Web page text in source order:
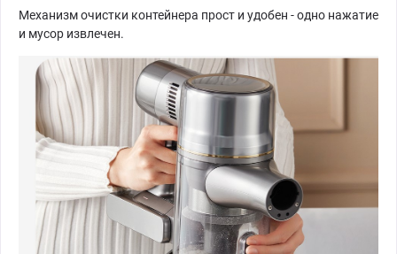
Механизм очистки контейнера прост и удобен - одно нажатие
и мусор извлечен.